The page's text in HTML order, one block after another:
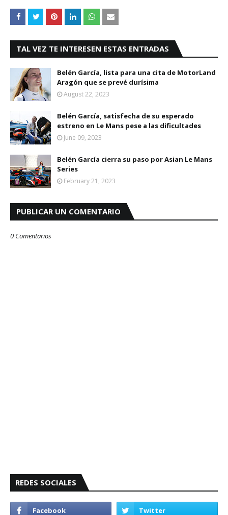
TAL VEZ TE INTERESEN ESTAS ENTRADAS
Belén García, lista para una cita de MotorLand
Aragón que se prevé durísima
August 22, 2023
Belén García, satisfecha de su esperado
estreno en Le Mans pese a las dificultades
June 09, 2023
Belén García cierra su paso por Asian Le Mans
Series
February 21, 2023
PUBLICAR UN COMENTARIO
0 Comentarios
REDES SOCIALES